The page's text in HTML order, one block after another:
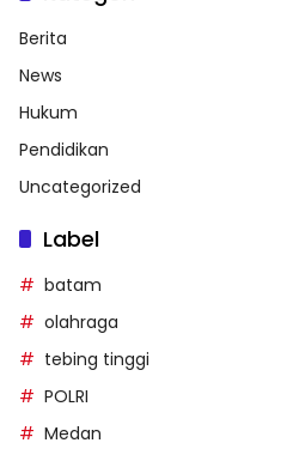
Berita
News
Hukum
Pendidikan
Uncategorized
Label
batam
olahraga
tebing tinggi
POLRI
Medan